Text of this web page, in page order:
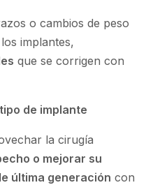
o cambios de peso
implantes,
que se corrigen con
de implante
la cirugía
o mejorar su
última generación con